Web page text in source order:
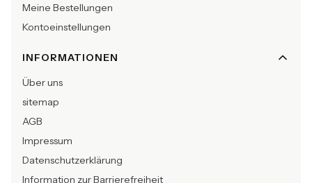
Meine Bestellungen
Kontoeinstellungen
INFORMATIONEN
Über uns
sitemap
AGB
Impressum
Datenschutzerklärung
Information zur Barrierefreiheit